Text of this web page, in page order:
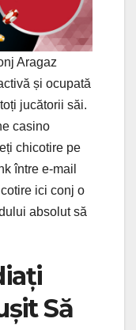
Aragaz
și ocupată
jucătorii săi.
casino
chicotire pe
între e-mail
ici conj o
absolut să
Să